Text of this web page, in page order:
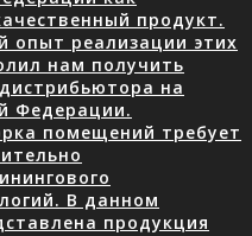
продукт.
опыт реализации этих
нам получить
на
Федерации.
помещений требует
В данном
продукция